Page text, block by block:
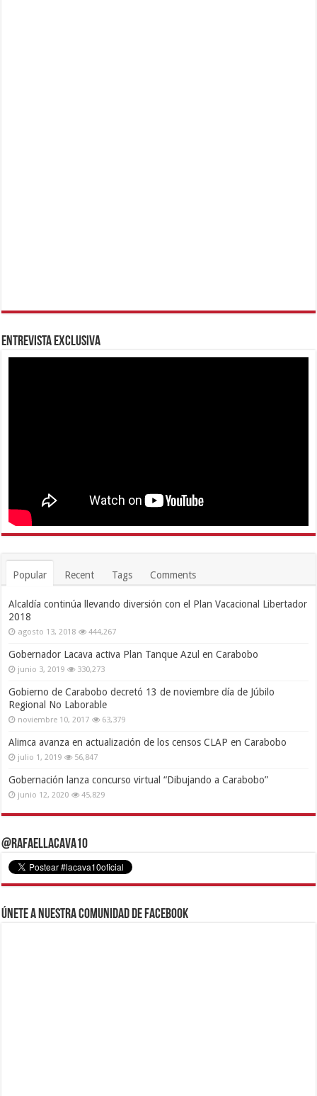
Entrevista Exclusiva
Popular Recent Tags Comments
Alcaldía continúa llevando diversión con el Plan Vacacional Libertador
2018
agosto 13, 2018 444,267
Gobernador Lacava activa Plan Tanque Azul en Carabobo
junio 3, 2019 330,273
Gobierno de Carabobo decretó 13 de noviembre día de Júbilo
Regional No Laborable
noviembre 10, 2017 63,379
Alimca avanza en actualización de los censos CLAP en Carabobo
julio 1, 2019 56,847
Gobernación lanza concurso virtual “Dibujando a Carabobo”
junio 12, 2020 45,829
@RafaelLacava10
Únete a nuestra comunidad de Facebook